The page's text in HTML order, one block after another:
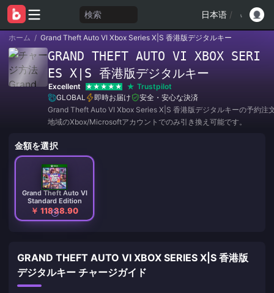
検索 日本语 /
ホーム / Grand Theft Auto VI Xbox Series X|S 香港版デジタルキー
GRAND THEFT AUTO VI XBOX SERI
ES X|S 香港版デジタルキー
Excellent
Trustpilot
GLOBAL
即時お届け
安全・安心な決済
Grand Theft Auto VI Xbox Series X|S 香港版デジタルキーの予約注
地域のXbox/Microsoftアカウントでのみ引き換え可能です。
金額を選択
Grand Theft Auto VI
Standard Edition
￥ 11838.90
GRAND THEFT AUTO VI XBOX SERIES X|S 香港版
デジタルキー チャージガイド